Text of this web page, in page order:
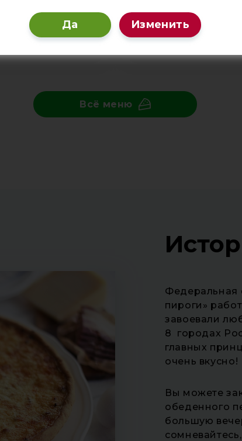
фарша и
укропа.
В корзину 770 ₽ 1 кг
Всё меню
Федеральная
пироги»
завоевали
8 городах
главных
очень вкусно!
Вы можете
обеденного
большую
Да Изменить